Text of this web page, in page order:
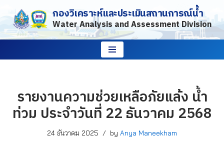
Skip
to
กองวิเคราะห์และประเมินสถานการณ์น้ำ
Water Analysis and Assessment Division
รายงานความช่วยเหลือภัยแล้ง น้ำ
ท่วม ประจำวันที่ 22 ธันวาคม 2568
24 ธันวาคม 2025 by Anya Maneekham